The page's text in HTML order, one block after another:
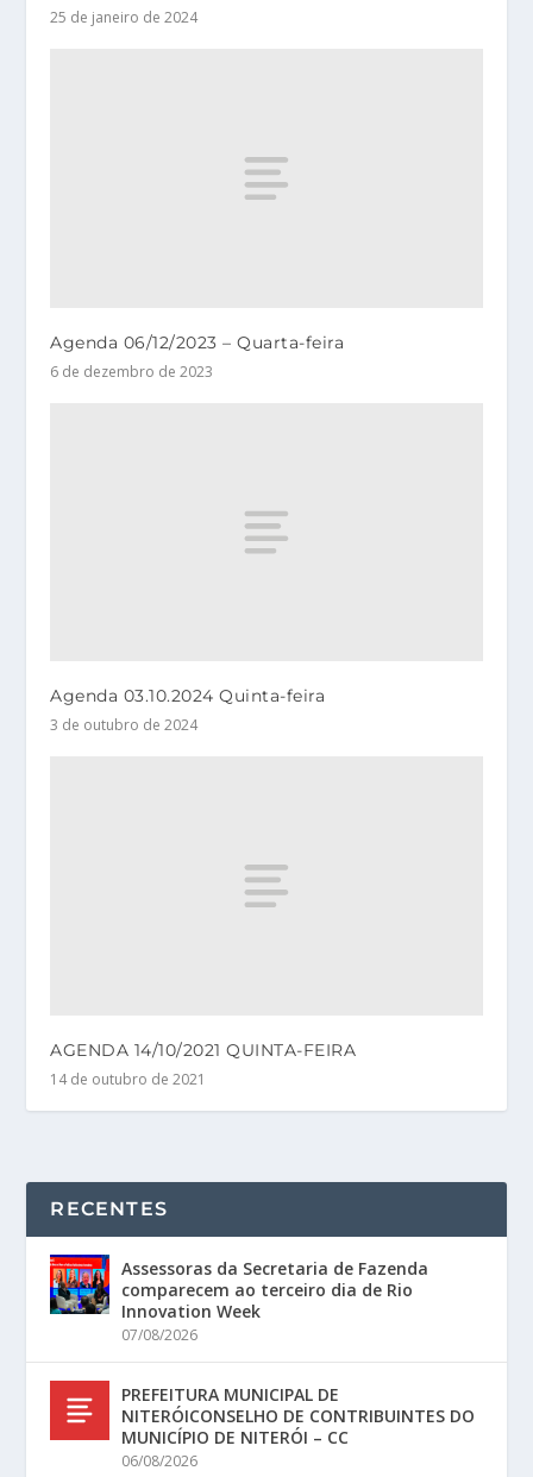
25 de janeiro de 2024
Agenda 06/12/2023 – Quarta-feira
6 de dezembro de 2023
Agenda 03.10.2024 Quinta-feira
3 de outubro de 2024
AGENDA 14/10/2021 QUINTA-FEIRA
14 de outubro de 2021
RECENTES
Assessoras da Secretaria de Fazenda
comparecem ao terceiro dia de Rio
Innovation Week
07/08/2026
PREFEITURA MUNICIPAL DE
NITERÓICONSELHO DE CONTRIBUINTES DO
MUNICÍPIO DE NITERÓI – CC
06/08/2026